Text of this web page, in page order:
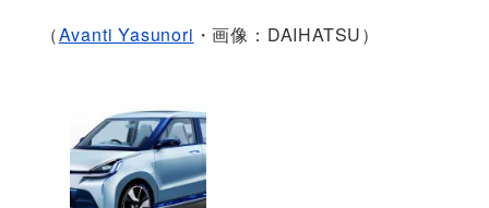
（Avanti Yasunori ・画像：DAIHATSU）